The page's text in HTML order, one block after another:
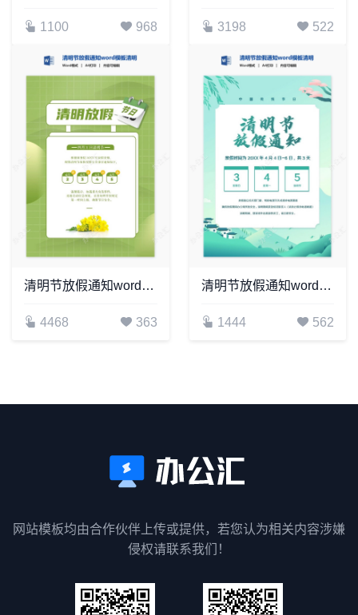
1100 968 3198 522
清明节放假通知word模板清明放假通知(15)
4468 363
清明节放假通知word模板清明放假通知(9)
1444 562
网站模板均由合作伙伴上传或提供，若您认为相关内容涉嫌
侵权请联系我们！